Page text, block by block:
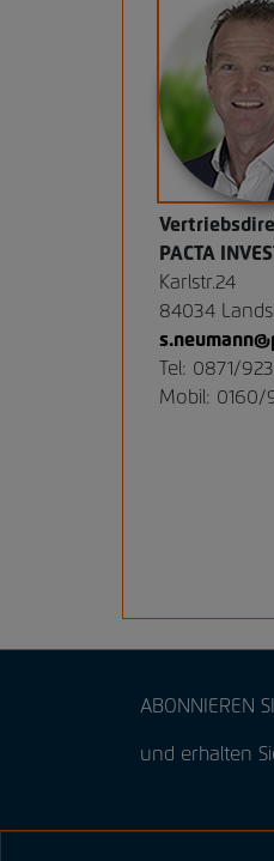
PACTA
Karlstr.24
84034
Tel: 0871/
Mobil: 0160/
ABONNIEREN
und erhalten